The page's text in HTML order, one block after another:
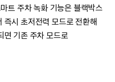
트 주차 녹화 기능은 블랙박스
즉시 초저전력 모드로 전환해
면 기존 주차 모드로